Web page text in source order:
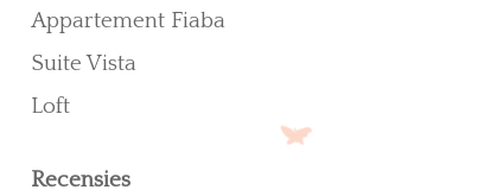
Appartement Fiaba
Suite Vista
Loft
Recensies